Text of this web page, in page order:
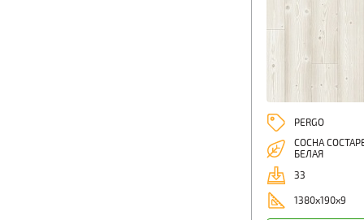
PERGO
СОСНА
БЕЛАЯ
33
1380х190х9